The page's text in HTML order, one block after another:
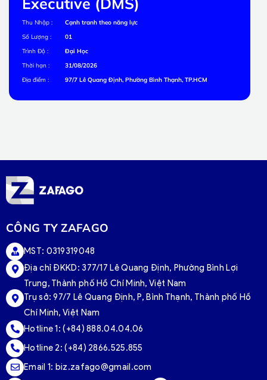
Thu Nhập :
8.000.000 - 10.000.000 đồng/tháng
Số Lượng :
Trình Độ :
Thời hạn :
31/08/2026
Địa điểm :
97/7 Lê Quang Định, Phường Bình Thạnh, TP.HCM
CÔNG TY ZAFAGO
MST: 0319319048
Địa chỉ ĐKKD: 377/17 Lê Quang Định, Phường Bình Lợi
Trung, Thành phố Hồ Chí Minh, Việt Nam
Trụ sở:97/7 Lê Quang Định, P, Bình Thạnh, Thành phố Hồ
Chí Minh, Việt Nam
Hotline 1:(+84) 888.04.04.06
Hotline 2:(+84) 2866.525.855
Email 1: biz.zafago@gmail.com